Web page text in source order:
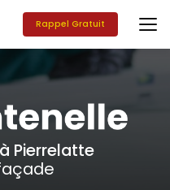
Rappel Gratuit
Pierrelatte